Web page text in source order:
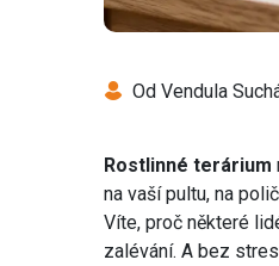
Od Vendula
Rostlinné terárium
na vaší pultu, na
Víte, proč některé
zalévání. A bez